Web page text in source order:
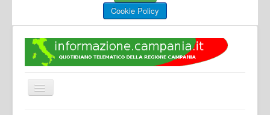
Cookie Policy
Cambia
navigazione